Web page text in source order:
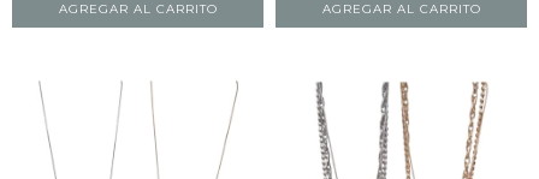
AGREGAR AL CARRITO AGREGAR AL CARRITO